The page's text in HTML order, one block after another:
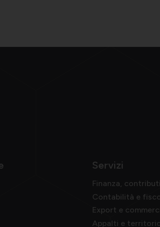
Servizi
Finanza,
Contabilità e
Export e
Appalti e